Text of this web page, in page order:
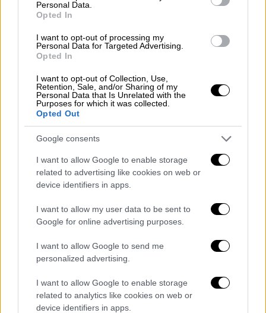
Personal Data.
Opted In
I want to opt-out of processing my
Personal Data for Targeted Advertising.
Opted In
I want to opt-out of Collection, Use,
Retention, Sale, and/or Sharing of my
Personal Data that Is Unrelated with the
Purposes for which it was collected.
Opted Out
Google consents
I want to allow Google to enable storage
related to advertising like cookies on web or
device identifiers in apps.
I want to allow my user data to be sent to
Google for online advertising purposes.
I want to allow Google to send me
personalized advertising.
I want to allow Google to enable storage
related to analytics like cookies on web or
device identifiers in apps.
προσθέτει: «
όσον αφορά τους άστεγους».
Στο τρέιλερ, φαίνεται να συνομιλεί με την
(Fara Williams), η οποίαήταν άστεγη για έξι
χρόνια, σύμφωνα με το BBC. «Έπαιξες για
την Αγγλία και την Τσέλσι ενώ ήσουν
άστεγη», ακούγεται να λέει ο πρίγκιπας.